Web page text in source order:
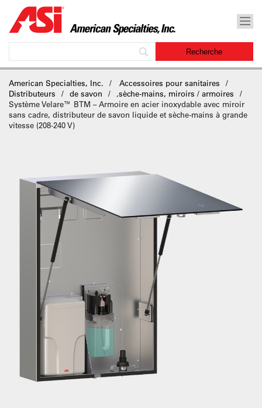
American Specialties, Inc.
Accessoires pour sanitaires
Distributeurs
de savon ,sèche-mains, miroirs / armoires
Système Velare™ BTM – Armoire en acier inoxydable avec miroir
sans cadre, distributeur de savon liquide et sèche-mains à grande
vitesse (208-240 V)